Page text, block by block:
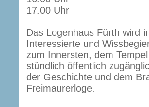
17.00 Uhr
Das Logenhaus Fürth wird
Interessierte und
zum Innersten, dem
stündlich öffentlich
der Geschichte und dem
Freimaurerloge.